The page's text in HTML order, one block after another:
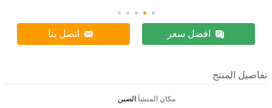
افضل سعر اتصل بنا
تفاصيل المنتج
مكان المنشأ:الصين